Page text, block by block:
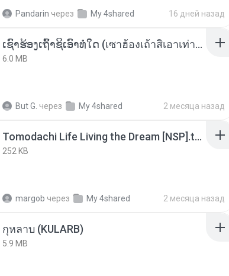
Pandarin через My 4shared 16 дней назад
ເຊົາຮ້ອງເຖົ້າຊິເອົາທໍ່ໃດ (เซาฮ้องเถ้าสิเอาเท่าใด) ບຸນເກີດ ຫນູຫ່ວງ ft. ໂສພາ ຈຸນທະລາ
6.0 MB
But G. через My 4shared 2 месяца назад
Tomodachi Life Living the Dream [NSP].torrent
252 KB
margob через My 4shared 2 месяца назад
กุหลาบ (KULARB)
5.9 MB